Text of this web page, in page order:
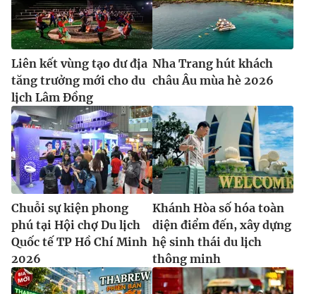
Liên kết vùng tạo dư địa
tăng trưởng mới cho du
lịch Lâm Đồng
Nha Trang hút khách
châu Âu mùa hè 2026
Chuỗi sự kiện phong
phú tại Hội chợ Du lịch
Quốc tế TP Hồ Chí Minh
2026
Khánh Hòa số hóa toàn
diện điểm đến, xây dựng
hệ sinh thái du lịch
thông minh